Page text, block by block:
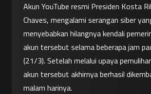
Akun YouTube resmi Presiden Kosta
Chaves, mengalami serangan siber
menyebabkan hilangnya kendali
akun tersebut selama beberapa jam
(21/3). Setelah melalui upaya
akun tersebut akhirnya berhasil
malam harinya.